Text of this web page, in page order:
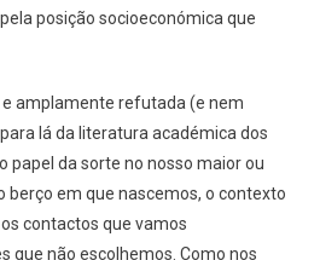
posição socioeconómica que
amplamente refutada (e nem
lá da literatura académica dos
papel da sorte no nosso maior ou
berço em que nascemos, o contexto
contactos que vamos
que não escolhemos. Como nos